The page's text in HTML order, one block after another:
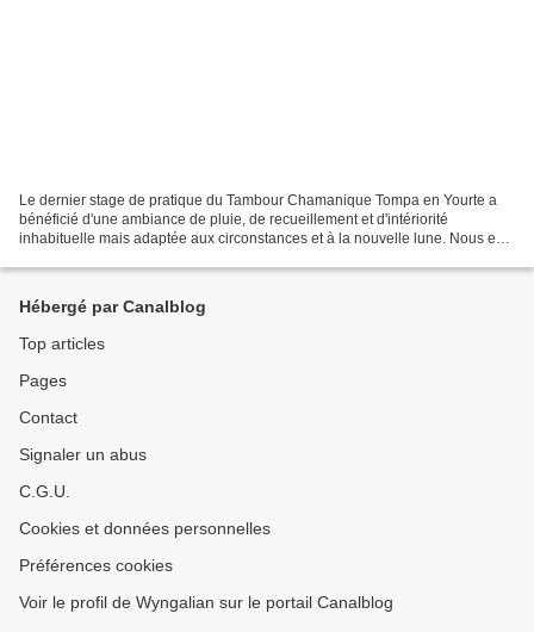
Le dernier stage de pratique du Tambour Chamanique Tompa en Yourte a
bénéficié d'une ambiance de pluie, de recueillement et d'intériorité
inhabituelle mais adaptée aux circonstances et à la nouvelle lune. Nous en
Hébergé par Canalblog
Top articles
Pages
Contact
Signaler un abus
C.G.U.
Cookies et données personnelles
Préférences cookies
Voir le profil de Wyngalian sur le portail Canalblog